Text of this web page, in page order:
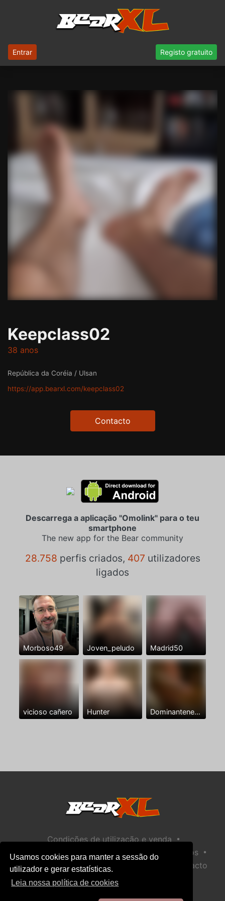
Usamos cookies para manter a sessão do
utilizador e gerar estatísticas.
Leia nossa política de cookies
Entrar Registo gratuito
Keepclass02
38 anos
República da Coréia / Ulsan
https://app.bearxl.com/keepclass02
Contacto
Descarrega a aplicação "Omolink" para o teu
smartphone
The new app for the Bear community
28.758 perfis criados, 407 utilizadores
ligados
Morboso49 Joven_peludo Madrid50
vicioso cañero Hunter Dominantenegro ya
Condições de utilização e venda •
Política de privacidade Política de Biscoitos •
Política de Segurança Infantil Ajuda / Contacto